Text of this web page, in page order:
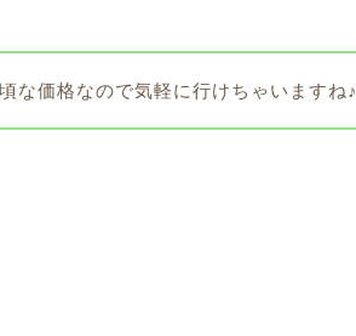
な価格なので気軽に行けちゃいますね♪